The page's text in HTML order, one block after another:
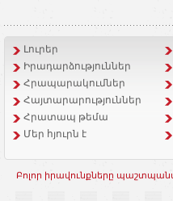
Լուրեր
Իրադարձություններ
Հրապարակումներ
Հայտարարություններ
Հրատապ թեմա
Մեր հյուրն է
Բոլոր իրավունքները